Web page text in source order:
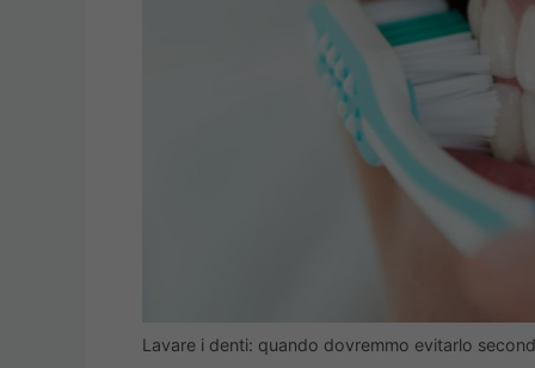
Lavare i denti: quando dovremmo evitarlo